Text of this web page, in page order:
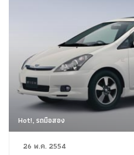
Hot!, รถมือสอง
26 พ.ค. 2554